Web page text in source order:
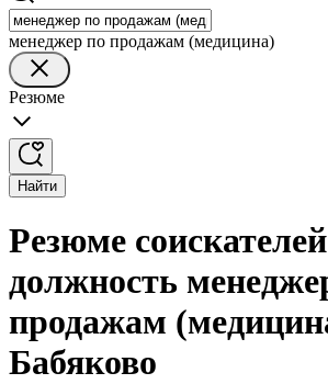
менеджер по продажам (медицина)
Резюме
Найти
Резюме
должность
продажам
Бабяково